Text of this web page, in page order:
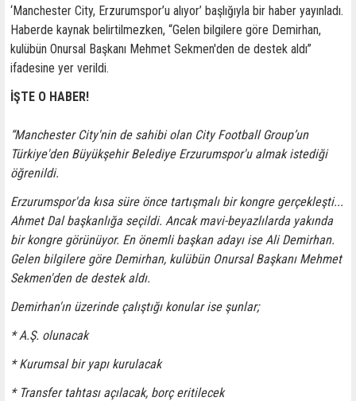
‘Manchester City, Erzurumspor’u alıyor’ başlığıyla bir haber yayınladı.
Haberde kaynak belirtilmezken, “Gelen bilgilere göre Demirhan,
kulübün Onursal Başkanı Mehmet Sekmen'den de destek aldı”
ifadesine yer verildi.
İŞTE O HABER!
“Manchester City'nin de sahibi olan City Football Group’un
Türkiye'den Büyükşehir Belediye Erzurumspor'u almak istediği
öğrenildi.
Erzurumspor'da kısa süre önce tartışmalı bir kongre gerçekleşti...
Ahmet Dal başkanlığa seçildi. Ancak mavi-beyazlılarda yakında
bir kongre görünüyor. En önemli başkan adayı ise Ali Demirhan.
Gelen bilgilere göre Demirhan, kulübün Onursal Başkanı Mehmet
Sekmen'den de destek aldı.
Demirhan'ın üzerinde çalıştığı konular ise şunlar;
* A.Ş. olunacak
* Kurumsal bir yapı kurulacak
* Transfer tahtası açılacak, borç eritilecek